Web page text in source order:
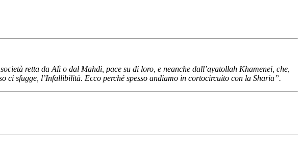
retta da Alì o dal Mahdi, pace su di loro, e neanche dall’ayatollah Khamenei, che,
ci sfugge, l’Infallibilità. Ecco perché spesso andiamo in cortocircuito con la Sharia”.